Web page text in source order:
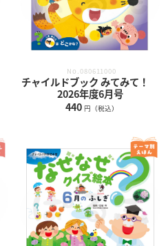
No.080611000
チャイルドブック みてみて！
2026年度6月号
440 円（税込）